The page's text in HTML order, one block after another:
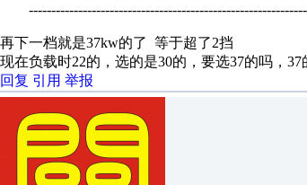
再下一档就是37kw的了 等于超了2挡
现在负载时22的，选的是30的，要选37的吗，
回复 引用 举报